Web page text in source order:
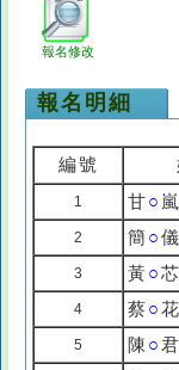
報名修改
報名明細
編號
1 甘○ 嵐
2 簡 ○儀
3 黃○芯
4 蔡○花
5 陳 ○君